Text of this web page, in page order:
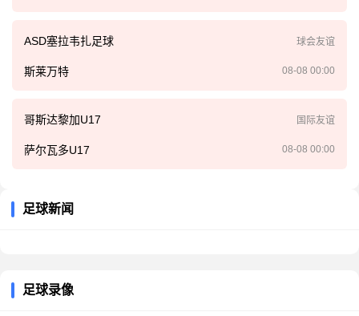
ASD塞拉韦扎足球 球会友谊
斯莱万特 08-08 00:00
哥斯达黎加U17 国际友谊
萨尔瓦多U17 08-08 00:00
足球新闻
足球录像